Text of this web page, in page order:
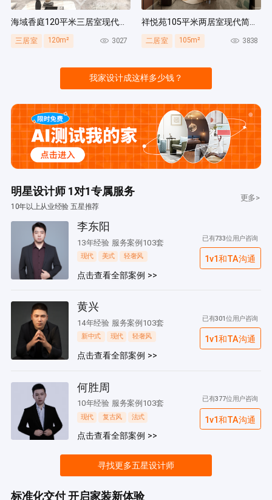
海域香庭120平米三居室现代简约风装修案例
三居室 120m² 3027
祥悦苑105平米两居室现代简约风装修案例
二居室 105m² 3838
我家设计成这样多少钱？
明星设计师 1对1专属服务
10年以上从业经验 五星推荐
更多>
李东阳
13年经验 服务案例103套
现代 美式 轻奢风
点击查看全部案例 >>
已有733位用户咨询
1v1和TA沟通
黄兴
14年经验 服务案例103套
新中式 现代 轻奢风
点击查看全部案例 >>
已有301位用户咨询
1v1和TA沟通
何胜周
10年经验 服务案例103套
现代 复古风 法式
点击查看全部案例 >>
已有377位用户咨询
1v1和TA沟通
寻找更多五星设计师
标准化交付 开启家装新体验